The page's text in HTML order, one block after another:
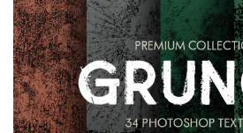
Proszę wybrać
Free Photoshop Overlay
Small 800*533px
Grunge Effect